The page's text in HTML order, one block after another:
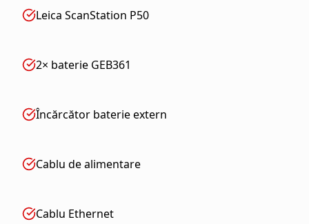
Leica ScanStation P50
2× baterie GEB361
Încărcător baterie extern
Cablu de alimentare
Cablu Ethernet